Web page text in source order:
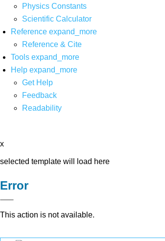
Physics Constants
Scientific Calculator
Reference expand_more
Reference & Cite
Tools expand_more
Help expand_more
Get Help
Feedback
Readability
x
selected template will load here
Error
This action is not available.